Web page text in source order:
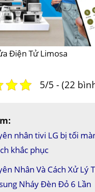
Điện Tử Limosa
5/5 - (22
nhân tivi LG bị tối
khắc phục
Nhân Và Cách Xử Lý
Nháy Đèn Đỏ 6 Lần